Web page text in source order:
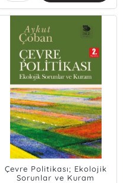
İnci User
Yalçın Özdemir
Şemsa Özar
Ferhunde Özbay
Gülay Aslantepe
Gülay Günlük Şenesen
Çevre Politikası; Ekolojik
Sorunlar ve Kuram